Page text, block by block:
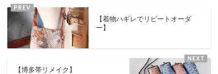
【着物ハギレでリピートオーダ
ー】
【博多帯リメイク】